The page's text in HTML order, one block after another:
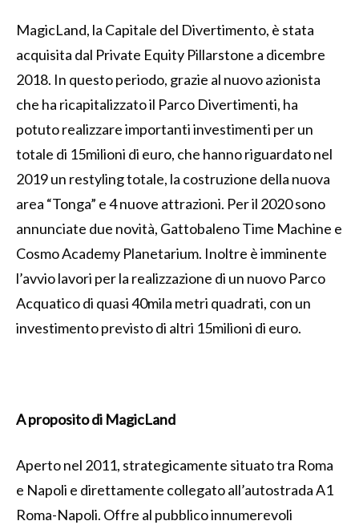
MagicLand, la Capitale del Divertimento, è stata
acquisita dal Private Equity Pillarstone a dicembre
2018. In questo periodo, grazie al nuovo azionista
che ha ricapitalizzato il Parco Divertimenti, ha
potuto realizzare importanti investimenti per un
totale di 15milioni di euro, che hanno riguardato nel
2019 un restyling totale, la costruzione della nuova
area “Tonga” e 4 nuove attrazioni. Per il 2020 sono
annunciate due novità, Gattobaleno Time Machine e
Cosmo Academy Planetarium. Inoltre è imminente
l’avvio lavori per la realizzazione di un nuovo Parco
Acquatico di quasi 40mila metri quadrati, con un
investimento previsto di altri 15milioni di euro.
A proposito di MagicLand
Aperto nel 2011, strategicamente situato tra Roma
e Napoli e direttamente collegato all’autostrada A1
Roma-Napoli. Offre al pubblico innumerevoli